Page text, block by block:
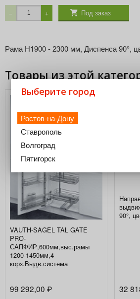
− + Под заказ
Рама Н1900 - 2300 мм, Диспенса 90°,
Товары из этой
VAUTH-SAGEL TAL GATE
PRO-
САПФИР,600мм,выс.рамы
1200-1450мм,4
корз.Выдв.система
99 292,00₽
90°,
32
Выберите город
Ростов-на-Дону
Ставрополь
Волгоград
Пятигорск